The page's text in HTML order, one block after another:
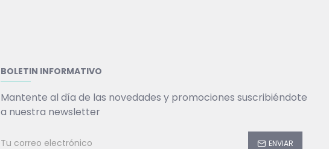
BOLETIN INFORMATIVO
Mantente al día de las novedades y promociones suscribiéndote
a nuestra newsletter
ENVIAR